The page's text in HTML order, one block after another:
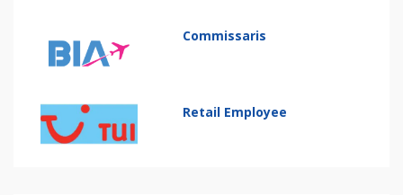
Commissaris
Retail Employee